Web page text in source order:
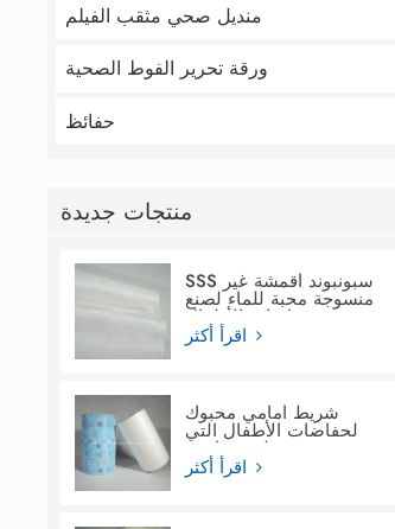
منديل صحي مثقب الفيلم
ورقة تحرير الفوط الصحية
حفائظ
منتجات جديدة
SSS سبونبوند أقمشة غير
منسوجة محبة للماء لصنع
حفاضات الأطفال
شريط أمامي محبوك
لحفاضات الأطفال التي
تستخدم لمرة واحدة